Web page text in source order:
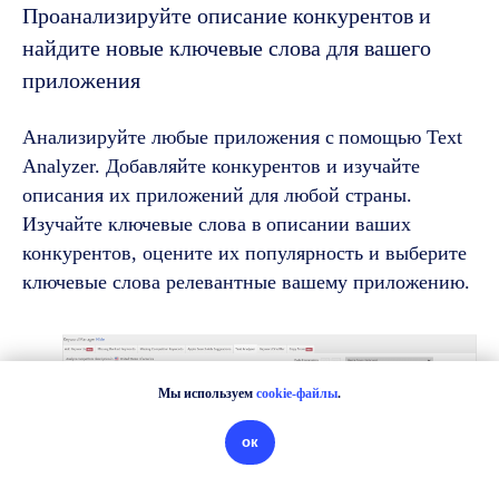
Asodeskдля
стартапов
Проанализируйте описание конкурентов и
найдите новые ключевые слова для вашего
приложения
Анализируйте любые приложения с помощью Text
Analyzer. Добавляйте конкурентов и изучайте
описания их приложений для любой страны.
Изучайте ключевые слова в описании ваших
конкурентов, оцените их популярность и выберите
ключевые слова релевантные вашему приложению.
Мы используем cookie-файлы.
ок